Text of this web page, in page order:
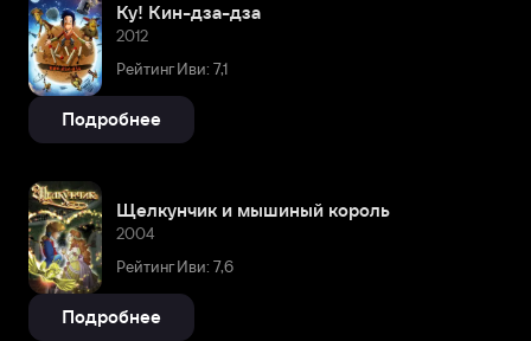
Ку! Кин-дза-дза
2012
Рейтинг Иви: 7,1
Подробнее
Щелкунчик и мышиный король
2004
Рейтинг Иви: 7,6
Подробнее